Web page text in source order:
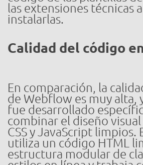
las extensiones técnicas
instalarlas.
Calidad del código
En comparación, la
de Webflow es muy alta,
fue desarrollado
combinar el diseño
CSS y JavaScript limpios.
utiliza un código HTML
estructura modular de